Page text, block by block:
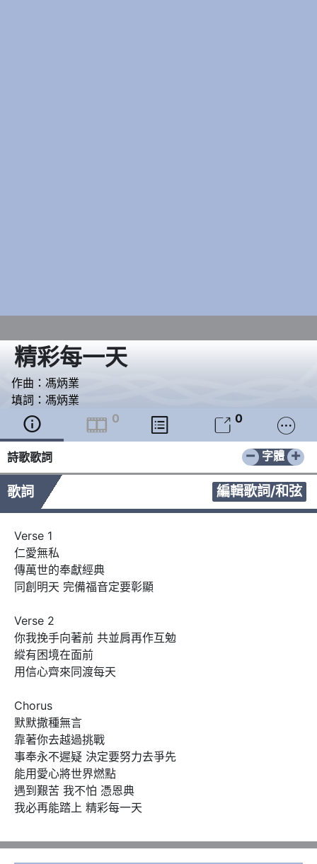
精彩每一天
作曲： 馮炳業
填詞： 馮炳業
  0   0 
詩歌歌詞 − +
字體
歌詞 編輯歌詞/和弦
Verse 1
仁愛無私
傳萬世的奉獻經典
同創明天 完備福音定要彰顯
Verse 2
你我挽手向著前 共並肩再作互勉
縱有困境在面前
用信心齊來同渡每天
Chorus
默默撒種無言
靠著你去越過挑戰
事奉永不遲疑 決定要努力去爭先
能用愛心將世界燃點
遇到艱苦 我不怕 憑恩典
我必再能踏上 精彩每一天